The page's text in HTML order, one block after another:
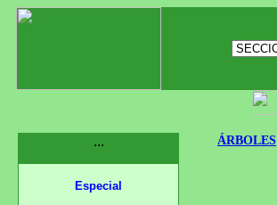
...
Especial
ÁRBOLES